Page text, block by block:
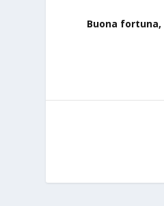
Buona fortuna,